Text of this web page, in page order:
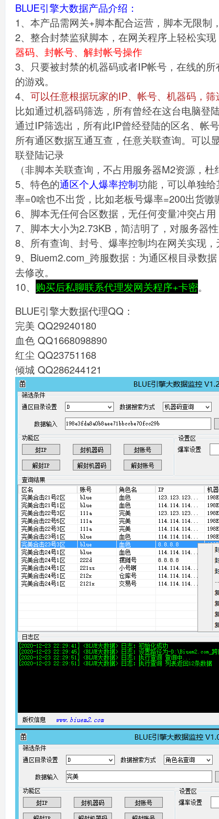
BLUE引擎大数据产品介绍：
1、本产品需网关+脚本配合运营，脚本无限制
2、整合封禁监狱脚本，在网关程序上轻松实现
器码、封帐号、解封帐号操作
3、只要被封禁的机器码或者IP帐号，在线的
的游戏。
4、 可以任意根据玩家的IP、帐号、机器码，
比如通过机器码筛选， 所有曾经在这台电脑登
通过IP筛选出， 所有此IP曾经登陆的区名、帐
所有通区数据互通互查，任意关联查询。可以
联登陆记录
（非脚本关联查询，不占用服务器M2资源，
5、特色的通区个人爆率控制功能，可以单独
率=0啥也不出货，比如老板号爆率=200出货嗷
6、脚本无任何合区数据，无任何变量冲突占
7、脚本大小为2.73KB，简洁明了，对服务器
8、所有查询、封号、爆率控制均在网关实现
9、Biuem2.com_跨服数据：为通区根目录数
去修改。
10、 购买后私聊联系代理发网关程序+卡密。
BLUE引擎大数据代理QQ：
完美 QQ29240180
血色 QQ1668098890
红尘 QQ23751168
倾城 QQ286244121